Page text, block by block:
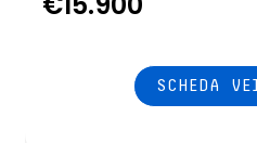
SCHEDA